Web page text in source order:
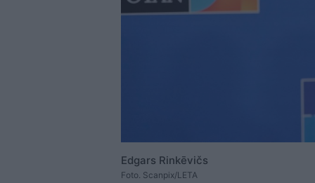
Edgars Rinkēvičs
Foto. Scanpix/LETA